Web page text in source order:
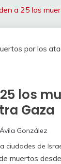
a 25 los
los
Gaza
González
ciudades de
muertos